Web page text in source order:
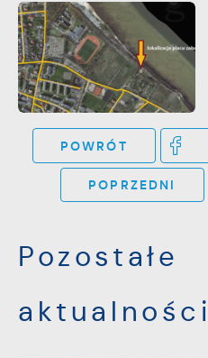
POWRÓT
POPRZEDNI
Pozostałe
aktualności